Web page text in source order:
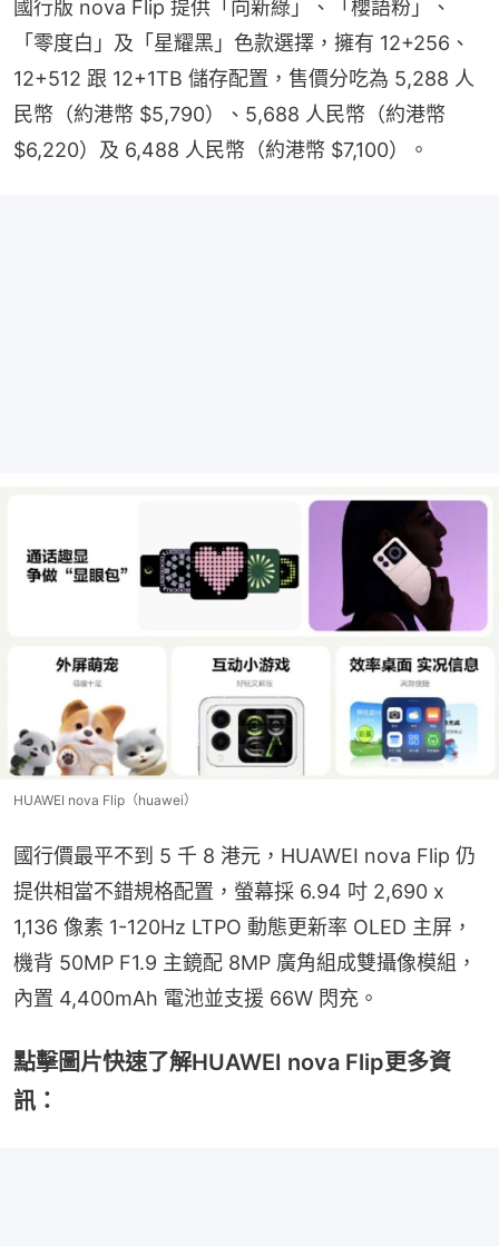
國行版 nova Flip 提供「向新綠」、「櫻語粉」、
「零度白」及「星耀黑」色款選擇，擁有 12+256、
12+512 跟 12+1TB 儲存配置，售價分吃為 5,288 人
民幣（約港幣 $5,790）、5,688 人民幣（約港幣
$6,220）及 6,488 人民幣（約港幣 $7,100）。
HUAWEI nova Flip（huawei）
國行價最平不到 5 千 8 港元，HUAWEI nova Flip 仍
提供相當不錯規格配置，螢幕採 6.94 吋 2,690 x
1,136 像素 1-120Hz LTPO 動態更新率 OLED 主屏，
機背 50MP F1.9 主鏡配 8MP 廣角組成雙攝像模組，
內置 4,400mAh 電池並支援 66W 閃充。
點擊圖片快速了解HUAWEI nova Flip更多資
訊：